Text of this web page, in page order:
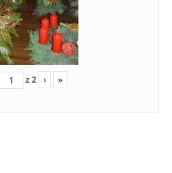
z2 › »